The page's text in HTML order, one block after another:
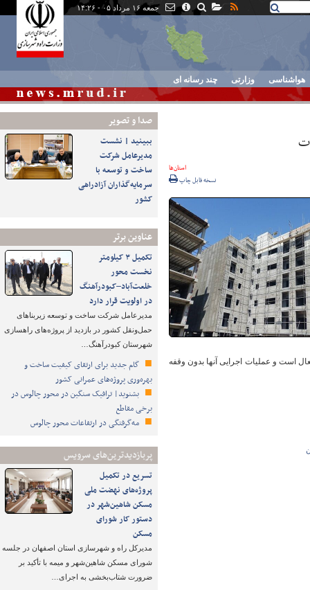
جمعه ۱۶ مرداد ۰۵ - ۱۴:۲۶
هواشناسی وزارتی چند رسانه ای
صدا و تصوير
ببینید | نشست
مدیرعامل شرکت
ساخت و توسعه با
سرمایه‌گذاران آزادراهی
کشور
عناوین برتر
تکمیل ۳ کیلومتر
نخست محور
خلعت‌آباد–کبودرآهنگ
در اولویت قرار دارد
مدیرعامل شرکت ساخت و توسعه زیربناهای
حمل‌ونقل کشور در بازدید از پروژه‌های راهسازی
شهرستان کبودرآهنگ…
گام جدید برای ارتقای کیفیت ساخت و
بهره‌وری پروژه‌های عمرانی کشور
بشنوید| ترافیک سنگین در محور چالوس در
برخی مقاطع
مه‌گرفتگی در ارتفاعات محور چالوس
پربازدیدترین‌های سرویس
تسریع در تکمیل
پروژه‌های نهضت ملی
مسکن شاهین‌شهر در
دستور کار شورای
مسکن
مدیرکل راه و شهرسازی استان اصفهان در جلسه
شورای مسکن شاهین‌شهر و میمه با تأکید بر
ضرورت شتاب‌بخشی به اجرای…
استان‌ها
نسخه قابل چاپ
است و عملیات اجرایی آنها بدون وقفه